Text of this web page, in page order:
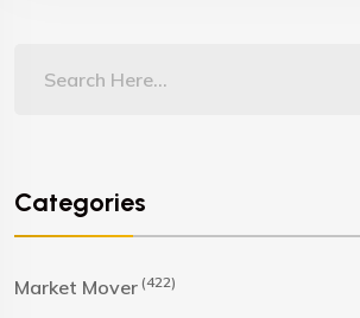
Categories
Market Mover (422)